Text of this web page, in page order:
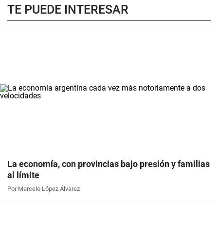
TE PUEDE INTERESAR
La economía, con provincias bajo presión y familias
al límite
Por Marcelo López Álvarez